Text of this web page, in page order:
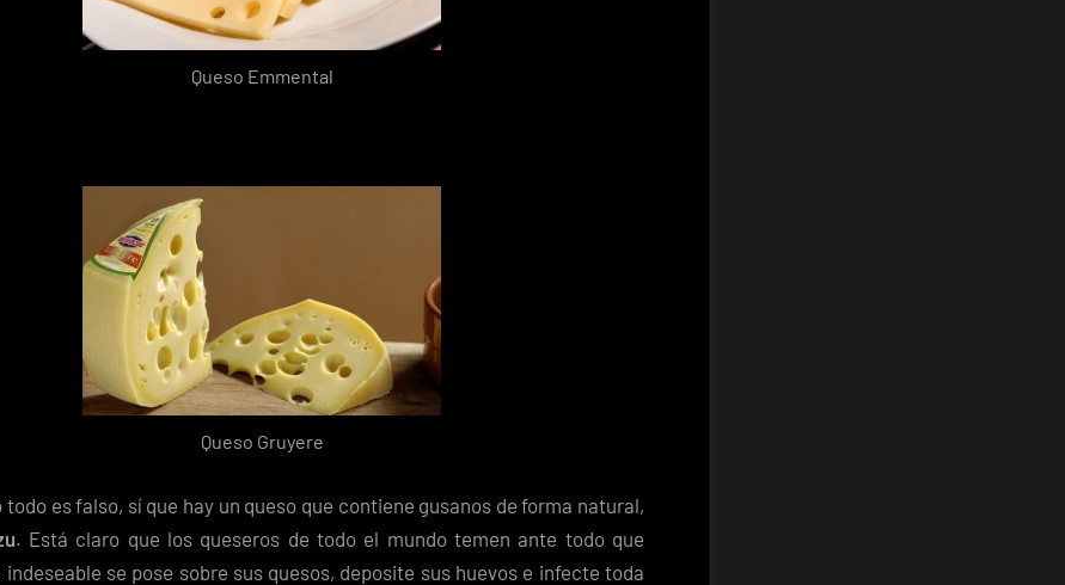
Queso Emmental
Queso Gruyere
todo es falso, sí que hay un queso que contiene gusanos de forma natural,
. Está claro que los queseros de todo el mundo temen ante todo que
se pose sobre sus quesos, deposite sus huevos e infecte toda